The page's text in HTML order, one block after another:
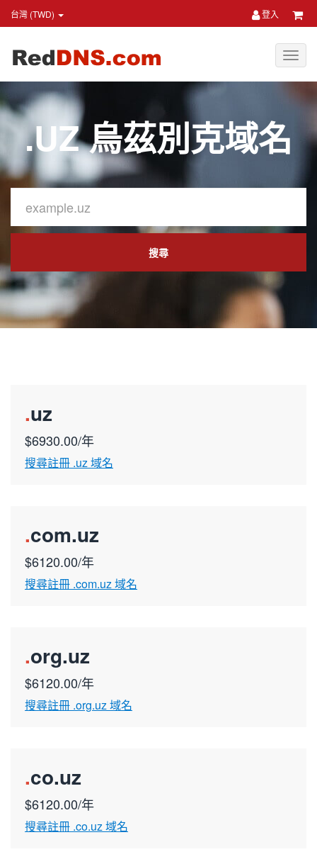
台灣 (TWD) 登入
.UZ 烏茲別克域名
搜尋
.uz
$6930.00/年
搜尋註冊 .uz 域名
.com.uz
$6120.00/年
搜尋註冊 .com.uz 域名
.org.uz
$6120.00/年
搜尋註冊 .org.uz 域名
.co.uz
$6120.00/年
搜尋註冊 .co.uz 域名